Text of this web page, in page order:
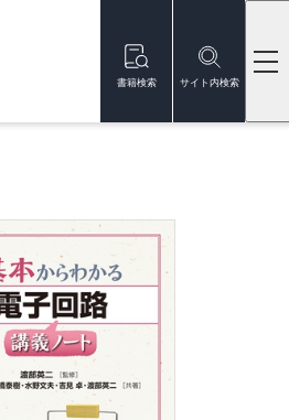
書籍検索 サイト内検索